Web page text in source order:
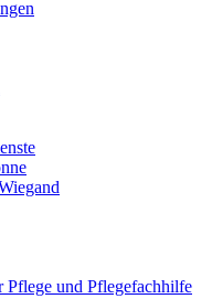
Pflege und Pflegefachhilfe